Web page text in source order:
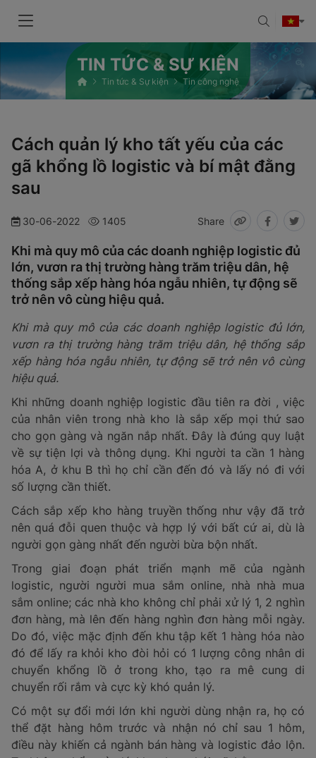
TIN TỨC & SỰ KIỆN
Tin tức & Sự kiện Tin công nghệ
Cách quản lý kho tất yếu của các
gã khổng lồ logistic và bí mật đằng
sau
30-06-2022 1405 Share
Khi mà quy mô của các doanh nghiệp logistic đủ
lớn, vươn ra thị trường hàng trăm triệu dân, hệ
thống sắp xếp hàng hóa ngẫu nhiên, tự động sẽ
trở nên vô cùng hiệu quả.
Khi mà quy mô của các doanh nghiệp logistic đủ lớn,
vươn ra thị trường hàng trăm triệu dân, hệ thống sắp
xếp hàng hóa ngẫu nhiên, tự động sẽ trở nên vô cùng
hiệu quả.
Khi những doanh nghiệp logistic đầu tiên ra đời , việc
của nhân viên trong nhà kho là sắp xếp mọi thứ sao
cho gọn gàng và ngăn nắp nhất. Đây là đúng quy luật
về sự tiện lợi và thông dụng. Khi người ta cần 1 hàng
hóa A, ở khu B thì họ chỉ cần đến đó và lấy nó đi với
số lượng cần thiết.
Cách sắp xếp kho hàng truyền thống như vậy đã trở
nên quá đỗi quen thuộc và hợp lý với bất cứ ai, dù là
người gọn gàng nhất đến người bừa bộn nhất.
Trong giai đoạn phát triển mạnh mẽ của ngành
logistic, người người mua sắm online, nhà nhà mua
sắm online; các nhà kho không chỉ phải xử lý 1, 2 nghìn
đơn hàng, mà lên đến hàng nghìn đơn hàng mỗi ngày.
Do đó, việc mặc định đến khu tập kết 1 hàng hóa nào
đó để lấy ra khỏi kho đòi hỏi có 1 lượng công nhân di
chuyển khổng lồ ở trong kho, tạo ra mê cung di
chuyển rối rắm và cực kỳ khó quản lý.
Có một sự đổi mới lớn khi người dùng nhận ra, họ có
thể đặt hàng hôm trước và nhận nó chỉ sau 1 hôm,
điều này khiến cả ngành bán hàng và logistic đảo lộn.